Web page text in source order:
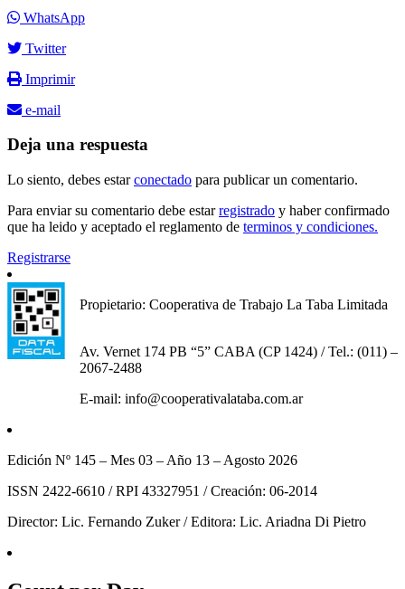
WhatsApp
Twitter
Imprimir
e-mail
Deja una respuesta
Lo siento, debes estarconectado para publicar un comentario.
Para enviar su comentario debe estarregistrado y haber confirmado
que ha leido y aceptado el reglamento de terminos y condiciones.
Registrarse
Propietario: Cooperativa de Trabajo La Taba Limitada
Av. Vernet 174 PB “5” CABA (CP 1424) / Tel.: (011) –
2067-2488
E-mail: info@cooperativalataba.com.ar
Edición Nº 145 – Mes 03 – Año 13 – Agosto 2026
ISSN 2422-6610 / RPI 43327951 / Creación: 06-2014
Director: Lic. Fernando Zuker / Editora: Lic. Ariadna Di Pietro